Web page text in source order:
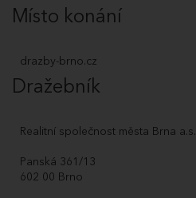
Místo konání
drazby-brno.cz
Dražebník
Realitní společnost města Brna a.s.
Panská 361/13
602 00 Brno